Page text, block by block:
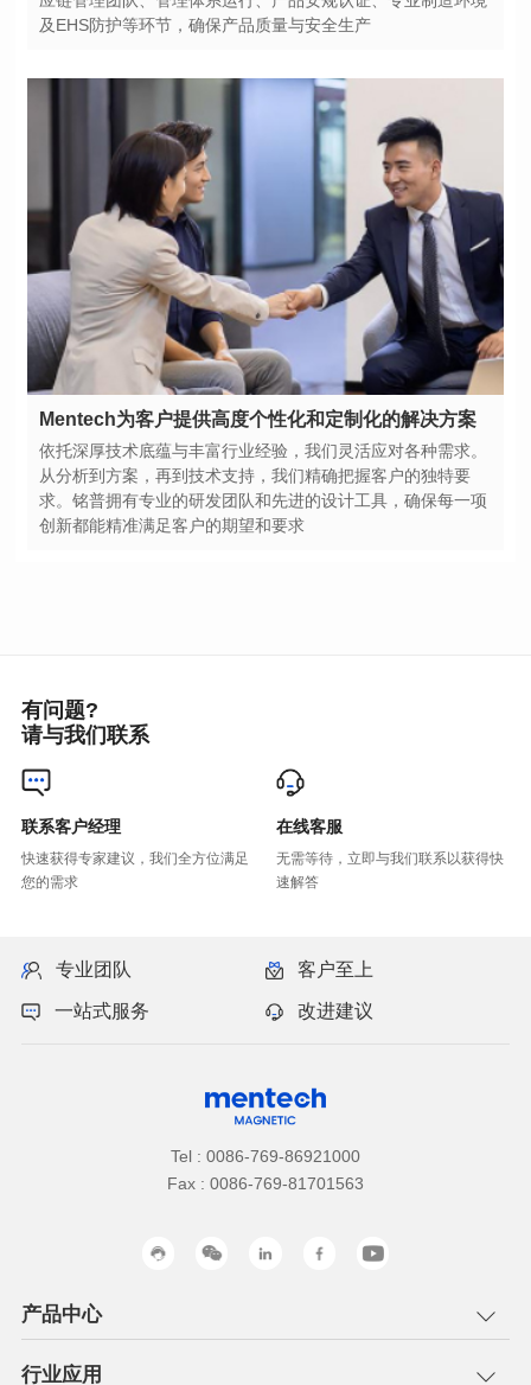
及EHS防护等环节，确保产品质量与安全生产
Mentech为客户提供高度个性化和定制化的解决方案
创新都能精准满足客户的期望和要求
有问题?
请与我们联系
联系客户经理
您的需求
在线客服
速解答
专业团队 客户至上
一站式服务 改进建议
Tel : 0086-769-86921000
Fax : 0086-769-81701563
产品中心
行业应用